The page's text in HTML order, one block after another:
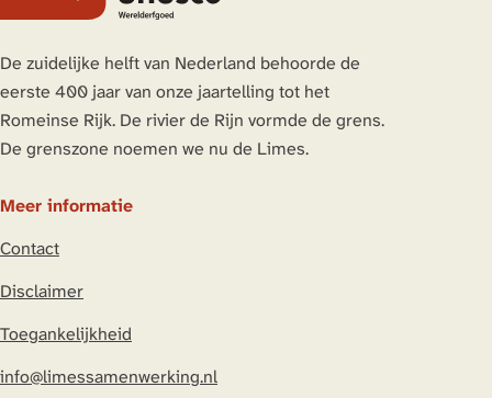
De zuidelijke helft van Nederland behoorde de
eerste 400 jaar van onze jaartelling tot het
Romeinse Rijk. De rivier de Rijn vormde de grens.
De grenszone noemen we nu de Limes.
Meer informatie
Contact
Disclaimer
Toegankelijkheid
info@limessamenwerking.nl